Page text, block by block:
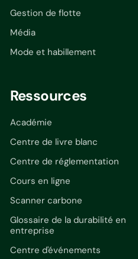
Gestion de flotte
Média
Mode et habillement
Ressources
Académie
Centre de livre blanc
Centre de réglementation
Cours en ligne
Scanner carbone
Glossaire de la durabilité en
entreprise
Centre d'événements